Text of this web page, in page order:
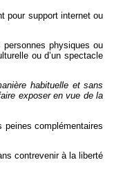
pour support internet ou
physiques ou
ou d’un spectacle
habituelle et sans
exposer en vue de la
peines complémentaires
contrevenir à la liberté